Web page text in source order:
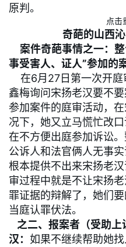
原判。
点击
奇葩的山西
案件奇葩事情之一：
事受害人、证人”参加的
在6月27日第一次开庭
鑫梅询问宋扬老汉要不
参加案件的庭审活动，
况下，她又立马慌忙改
在不方便出庭参加诉讼
公诉人和法官俩人无事
根本提供不出来宋扬老
审过程中就是不让宋扬
罪证据的辩解了，她们
当庭认罪伏法。
之二、报案者（受助
汉： 如果不继续帮助她